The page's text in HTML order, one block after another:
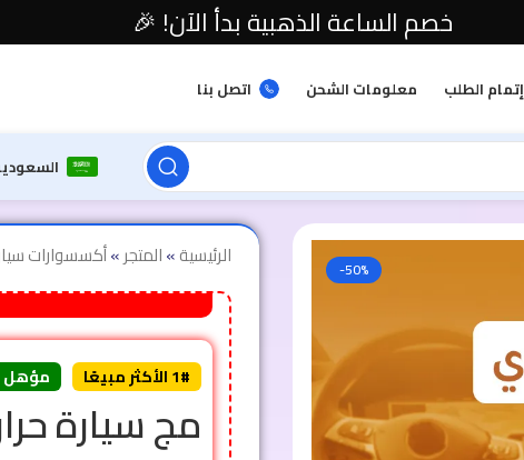
إتمام الطلب معلومات الشحن اتصل بنا
-50% الرئيسية»المتجر»أكسسوارات
1# الأكثر مبيعًا مؤهل
مج سيارة
خصم الساعة الذهبية بدأ الآن! 🎉